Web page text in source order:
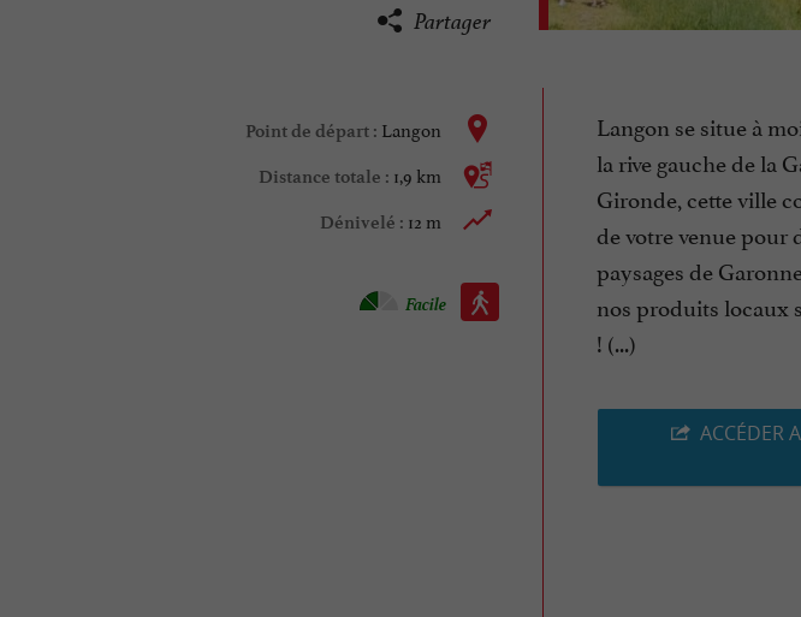
Partager
Point de départ : Langon
Distance totale : 1,9 km
Dénivelé : 12 m
Marche à pied :
Facile
Langon se situe à
la rive gauche de la
Gironde, cette ville
de votre venue pour
paysages de
nos produits locaux
! (...)
ACCÉDER